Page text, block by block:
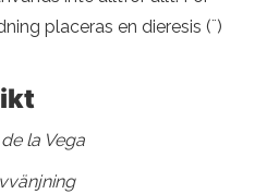
placeras en dieresis (¨)
la Vega